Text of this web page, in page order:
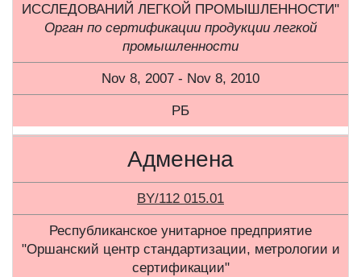
ИССЛЕДОВАНИЙ ЛЕГКОЙ ПРОМЫШЛЕННОСТИ"
Орган по сертификации продукции легкой
промышленности
Nov 8, 2007 - Nov 8, 2010
РБ
Адменена
BY/112 015.01
Республиканское унитарное предприятие
"Оршанский центр стандартизации, метрологии и
сертификации"